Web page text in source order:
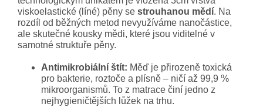
viskoelastické (líné) pěny se strouhanou mědí. Na
rozdíl od běžných metod nevyužíváme nanočástice,
ale skutečné kousky mědi, které jsou viditelné v
samotné struktuře pěny.
Antimikrobiální štít: Měď je přirozeně toxická
pro bakterie, roztoče a plísně – ničí až 99,9 %
mikroorganismů. To z matrace činí jedno z
nejhygieničtějších lůžek na trhu.